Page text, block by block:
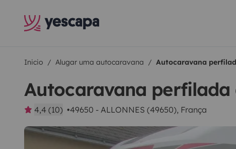
Inicio Alugar uma autocaravana Autocaravana
Autocaravana perfilada
4,4 (10) 49650 - ALLONNES (49650), França